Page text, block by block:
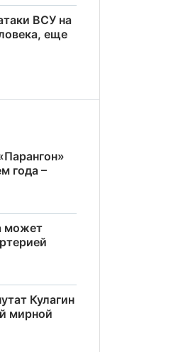
ВСУ на
еще
года –
может
Кулагин
мирной